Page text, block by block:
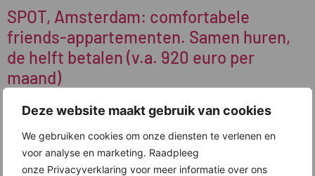
Deze website maakt gebruik van cookies
We gebruiken cookies om onze diensten te verlenen en
voor analyse en marketing. Raadpleeg
onze Privacyverklaring voor meer informatie over ons
SPOT, Amsterdam: comfortabele
friends-appartementen. Samen huren,
de helft betalen (v.a. 920 euro per
maand)